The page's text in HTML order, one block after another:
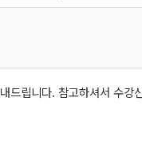
드립니다. 참고하셔서 수강